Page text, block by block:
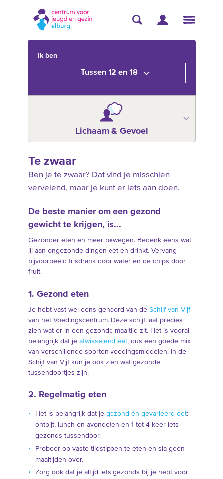
Ik ben
Tussen 12 en 18
Lichaam & Gevoel
Te zwaar
Ben je te zwaar? Dat vind je misschien
vervelend, maar je kunt er iets aan doen.
De beste manier om een gezond
gewicht te krijgen, is...
Gezonder eten en meer bewegen. Bedenk eens wat
jij aan ongezonde dingen eet en drinkt. Vervang
bijvoorbeeld frisdrank door water en de chips door
fruit.
1. Gezond eten
Je hebt vast wel eens gehoord van de Schijf van Vijf
van het Voedingscentrum. Deze schijf laat precies
zien wat er in een gezonde maaltijd zit. Het is vooral
belangrijk dat je afwisselend eet, dus een goede mix
van verschillende soorten voedingsmiddelen. In de
Schijf van Vijf kun je ook zien wat gezonde
tussendoortjes zijn.
2. Regelmatig eten
Het is belangrijk dat je gezond én gevarieerd eet:
ontbijt, lunch en avondeten en 1 tot 4 keer iets
gezonds tussendoor.
Probeer op vaste tijdstippen te eten en sla geen
maaltijden over.
Zorg ook dat je altijd iets gezonds bij je hebt voor